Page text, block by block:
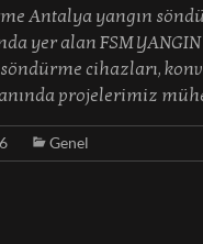
Antalya yangın
yer alan FSM
cihazları,
projelerimiz
Genel